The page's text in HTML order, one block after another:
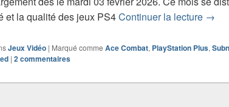
et la qualité des jeux PS4Continuer la lecture →
Jeux Vidéo | Marqué comme Ace Combat, PlayStation Plus,
| 2commentaires